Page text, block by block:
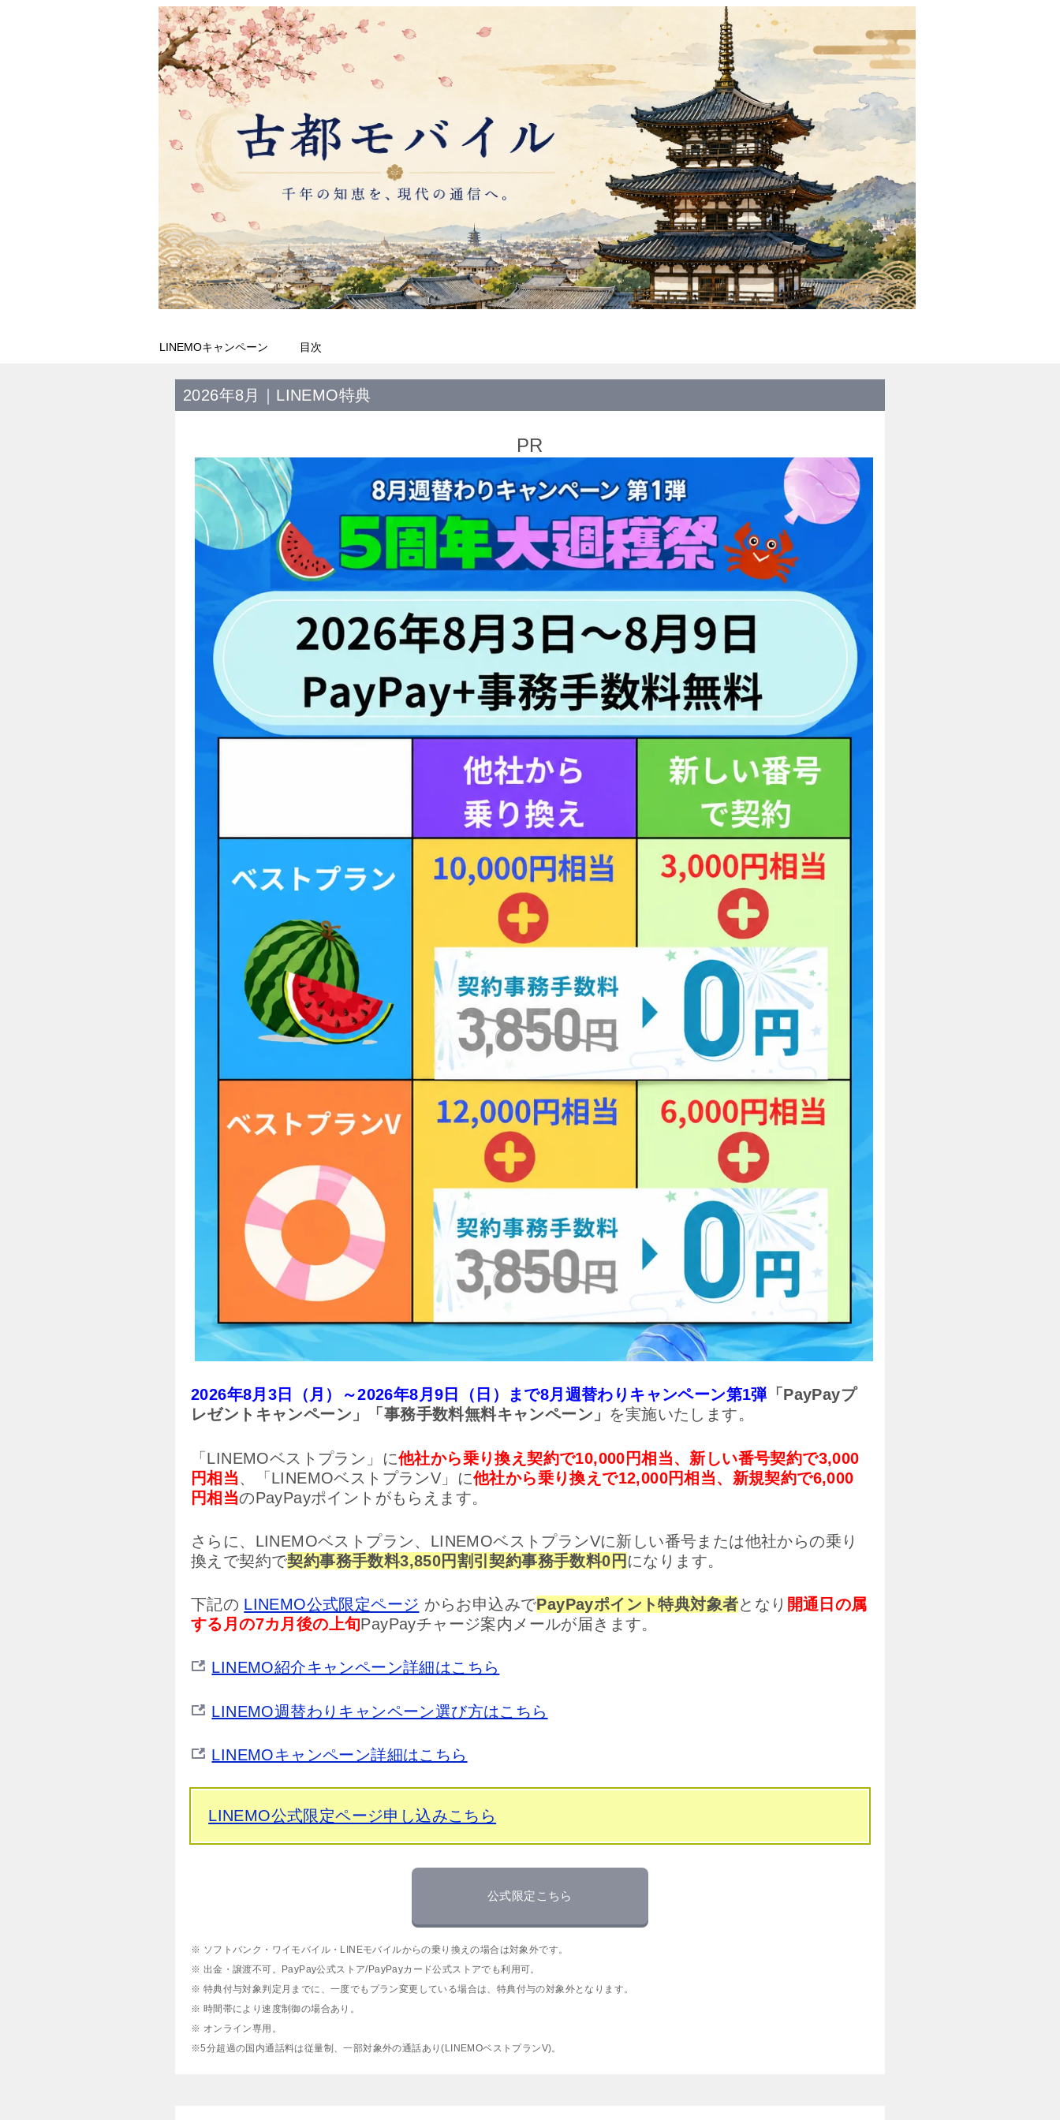
LINEMOキャンペーン 目次
2026年8月｜LINEMO特典
PR
2026年8月3日（月）～2026年8月9日（日）まで8月週替わりキャンペーン第1弾「PayPayプ
レゼントキャンペーン」「事務手数料無料キャンペーン」 を実施いたします。
「LINEMOベストプラン」に他社から乗り換え契約で10,000円相当、新しい番号契約で3,000
円相当、「LINEMOベストプランV」に他社から乗り換えで12,000円相当、新規契約で6,000
円相当のPayPayポイントがもらえます。
さらに、LINEMOベストプラン、LINEMOベストプランVに新しい番号または他社からの乗り
換えで契約で契約事務手数料3,850円割引契約事務手数料0円 になります。
下記の LINEMO公式限定ページ からお申込みでPayPayポイント特典対象者となり 開通日の属
する月の7カ月後の上旬PayPayチャージ案内メールが届きます。
LINEMO紹介キャンペーン詳細はこちら
LINEMO週替わりキャンペーン選び方はこちら
LINEMOキャンペーン詳細はこちら
LINEMO公式限定ページ申し込みこちら
公式限定こちら
※ ソフトバンク・ワイモバイル・LINEモバイルからの乗り換えの場合は対象外です。
※ 出金・譲渡不可。PayPay公式ストア/PayPayカード公式ストアでも利用可。
※ 特典付与対象判定月までに、一度でもプラン変更している場合は、特典付与の対象外となります。
※ 時間帯により速度制御の場合あり。
※ オンライン専用。
※5分超過の国内通話料は従量制、一部対象外の通話あり(LINEMOベストプランV)。